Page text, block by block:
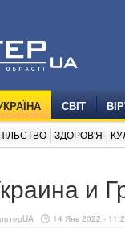
СВІТ
ЗДОРОВ'Я
и
14 Янв 2022 -